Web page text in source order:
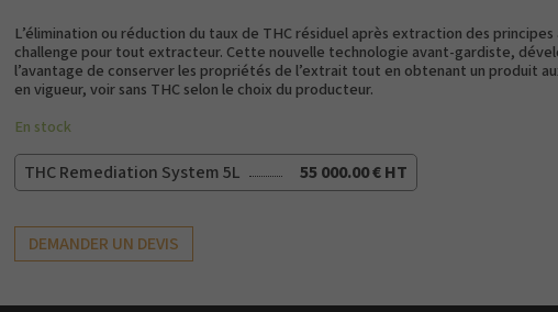
L’élimination ou réduction du taux de THC résiduel après extraction des
challenge pour tout extracteur. Cette nouvelle technologie avant-gardiste,
l’avantage de conserver les propriétés de l’extrait tout en obtenant un produit
en vigueur, voir sans THC selon le choix du producteur.
En stock
THC Remediation System 5L 55 000.00 € HT
DEMANDER UN DEVIS